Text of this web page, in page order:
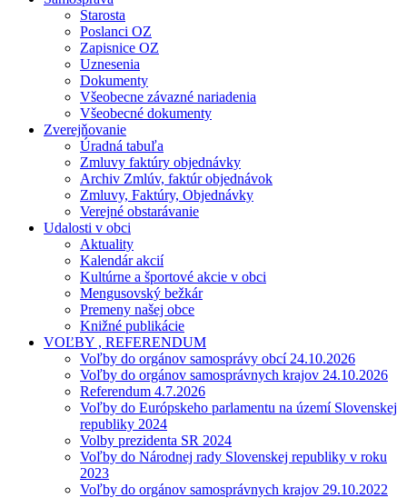
Starosta
Poslanci OZ
Zapisnice OZ
Uznesenia
Dokumenty
Všeobecne závazné nariadenia
Všeobecné dokumenty
Zverejňovanie
Úradná tabuľa
Zmluvy faktúry objednávky
Archiv Zmlúv, faktúr objednávok
Zmluvy, Faktúry, Objednávky
Verejné obstarávanie
Udalosti v obci
Aktuality
Kalendár akcií
Kultúrne a športové akcie v obci
Mengusovský bežkár
Premeny našej obce
Knižné publikácie
VOĽBY , REFERENDUM
Voľby do orgánov samosprávy obcí 24.10.2026
Voľby do orgánov samosprávnych krajov 24.10.2026
Referendum 4.7.2026
Voľby do Európskeho parlamentu na území Slovenskej
republiky 2024
Volby prezidenta SR 2024
Voľby do Národnej rady Slovenskej republiky v roku
2023
Voľby do orgánov samosprávnych krajov 29.10.2022